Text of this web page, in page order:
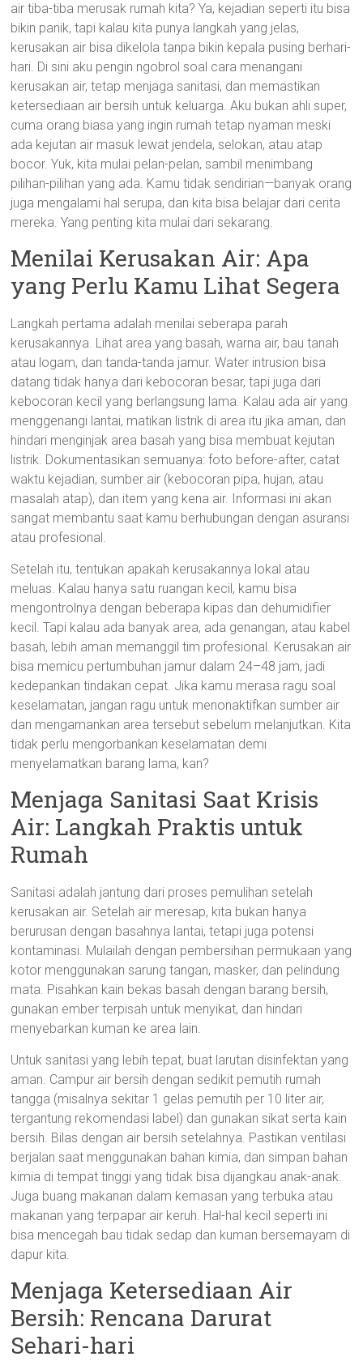
air tiba-tiba merusak rumah kita? Ya, kejadian seperti itu bisa
bikin panik, tapi kalau kita punya langkah yang jelas,
kerusakan air bisa dikelola tanpa bikin kepala pusing berhari-
hari. Di sini aku pengin ngobrol soal cara menangani
kerusakan air, tetap menjaga sanitasi, dan memastikan
ketersediaan air bersih untuk keluarga. Aku bukan ahli super,
cuma orang biasa yang ingin rumah tetap nyaman meski
ada kejutan air masuk lewat jendela, selokan, atau atap
bocor. Yuk, kita mulai pelan-pelan, sambil menimbang
pilihan-pilihan yang ada. Kamu tidak sendirian—banyak orang
juga mengalami hal serupa, dan kita bisa belajar dari cerita
mereka. Yang penting kita mulai dari sekarang.
Menilai Kerusakan Air: Apa
yang Perlu Kamu Lihat Segera
Langkah pertama adalah menilai seberapa parah
kerusakannya. Lihat area yang basah, warna air, bau tanah
atau logam, dan tanda-tanda jamur. Water intrusion bisa
datang tidak hanya dari kebocoran besar, tapi juga dari
kebocoran kecil yang berlangsung lama. Kalau ada air yang
menggenangi lantai, matikan listrik di area itu jika aman, dan
hindari menginjak area basah yang bisa membuat kejutan
listrik. Dokumentasikan semuanya: foto before-after, catat
waktu kejadian, sumber air (kebocoran pipa, hujan, atau
masalah atap), dan item yang kena air. Informasi ini akan
sangat membantu saat kamu berhubungan dengan asuransi
atau profesional.
Setelah itu, tentukan apakah kerusakannya lokal atau
meluas. Kalau hanya satu ruangan kecil, kamu bisa
mengontrolnya dengan beberapa kipas dan dehumidifier
kecil. Tapi kalau ada banyak area, ada genangan, atau kabel
basah, lebih aman memanggil tim profesional. Kerusakan air
bisa memicu pertumbuhan jamur dalam 24–48 jam, jadi
kedepankan tindakan cepat. Jika kamu merasa ragu soal
keselamatan, jangan ragu untuk menonaktifkan sumber air
dan mengamankan area tersebut sebelum melanjutkan. Kita
tidak perlu mengorbankan keselamatan demi
menyelamatkan barang lama, kan?
Menjaga Sanitasi Saat Krisis
Air: Langkah Praktis untuk
Rumah
Sanitasi adalah jantung dari proses pemulihan setelah
kerusakan air. Setelah air meresap, kita bukan hanya
berurusan dengan basahnya lantai, tetapi juga potensi
kontaminasi. Mulailah dengan pembersihan permukaan yang
kotor menggunakan sarung tangan, masker, dan pelindung
mata. Pisahkan kain bekas basah dengan barang bersih,
gunakan ember terpisah untuk menyikat, dan hindari
menyebarkan kuman ke area lain.
Untuk sanitasi yang lebih tepat, buat larutan disinfektan yang
aman. Campur air bersih dengan sedikit pemutih rumah
tangga (misalnya sekitar 1 gelas pemutih per 10 liter air,
tergantung rekomendasi label) dan gunakan sikat serta kain
bersih. Bilas dengan air bersih setelahnya. Pastikan ventilasi
berjalan saat menggunakan bahan kimia, dan simpan bahan
kimia di tempat tinggi yang tidak bisa dijangkau anak-anak.
Juga buang makanan dalam kemasan yang terbuka atau
makanan yang terpapar air keruh. Hal-hal kecil seperti ini
bisa mencegah bau tidak sedap dan kuman bersemayam di
dapur kita.
Menjaga Ketersediaan Air
Bersih: Rencana Darurat
Sehari-hari